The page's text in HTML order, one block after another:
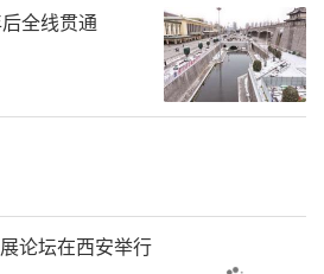
全线贯通
论坛在西安举行